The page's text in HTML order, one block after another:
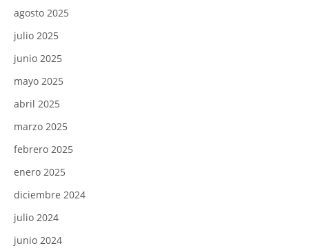
agosto 2025
julio 2025
junio 2025
mayo 2025
abril 2025
marzo 2025
febrero 2025
enero 2025
diciembre 2024
julio 2024
junio 2024